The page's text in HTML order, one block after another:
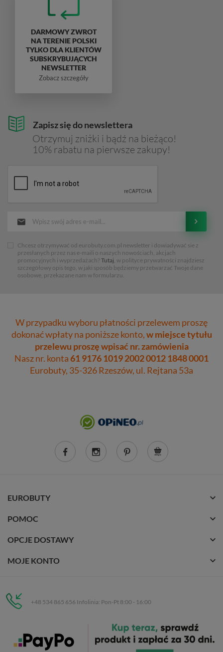
Zapisz się do newslettera
Otrzymuj zniżki i bądź na bieżąco!
10% rabatu na pierwsze zakupy!
Chcesz otrzymywać od eurobuty.com.pl newsletter i dowiadywać sie z
przesłanych przez nas e-maili o naszych nowościach, akcjach
promocyjnych i wyprzedażach? Tutaj, w polityce prywatności znajdziesz
szczegółowy opis tego, w jaki sposób będziemy przetwarzać Twoje dane
osobowe, przekazane nam w formularzu.
DARMOWY ZWROT
NA TERENIE POLSKI
TYLKO DLA KLIENTÓW
SUBSKRYBUJĄCYCH
NEWSLETTER
Zobacz szczegóły
W przypadku wyboru płatności przelewem proszę
dokonać wpłaty na poniższe konto,w miejsce tytułu
przelewu proszę wpisać nr. zamówienia
Nasz nr. konta61 9176 1019 2002 0012 1848 0001
Eurobuty, 35-326 Rzeszów, ul. Rejtana 53a
EUROBUTY
POMOC
OPCJE DOSTAWY
MOJE KONTO
+48 534 865 656 Infolinia: Pon-Pt 8:00 - 16:00
C.H. Respan, Rejtana 53a/250
35-326 Rzeszów